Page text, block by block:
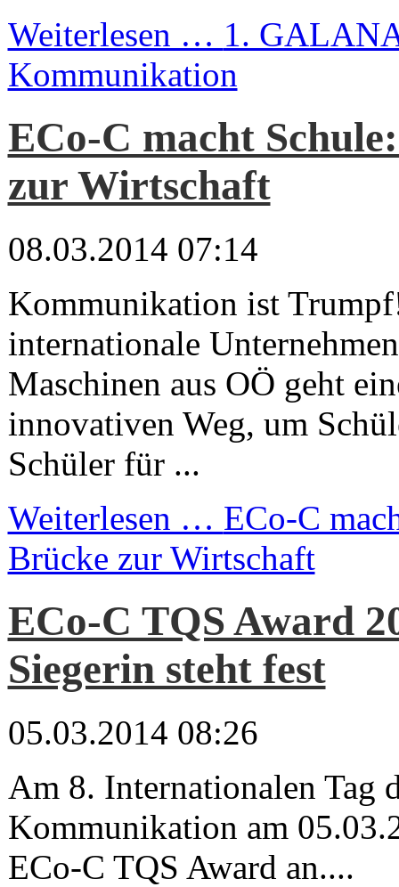
Weiterlesen … 1.
Kommunikation
ECo-C macht
zur Wirtschaft
08.03.2014 07:14
Kommunikation ist
internationale
Maschinen aus OÖ geht
innovativen Weg, um
Schüler für ...
Weiterlesen … ECo-C
Brücke zur Wirtschaft
ECo-C TQS Award
Siegerin steht fest
05.03.2014 08:26
Am 8. Internationalen Tag
Kommunikation am
ECo-C TQS Award an....